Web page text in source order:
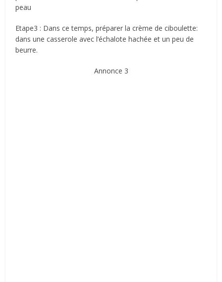
peau
Etape3 : Dans ce temps, préparer la crème de ciboulette:
dans une casserole avec l’échalote hachée et un peu de
beurre.
Annonce 3